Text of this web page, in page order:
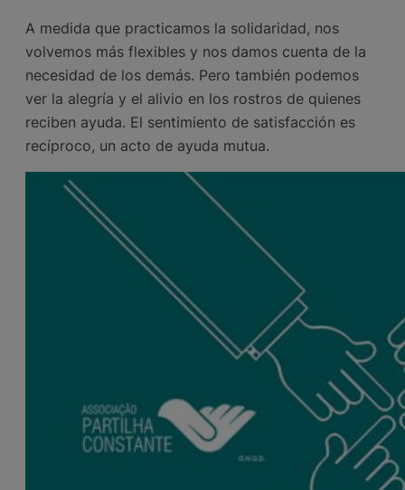
A medida que practicamos la solidaridad, nos
volvemos más flexibles y nos damos cuenta de la
necesidad de los demás. Pero también podemos
ver la alegría y el alivio en los rostros de quienes
reciben ayuda. El sentimiento de satisfacción es
recíproco, un acto de ayuda mutua.